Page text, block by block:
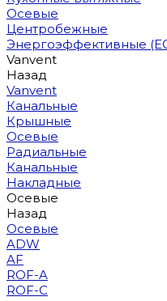
Осевые
Центробежные
Энергоэффективные
Vanvent
Назад
Vanvent
Канальные
Крышные
Осевые
Радиальные
Канальные
Накладные
Осевые
Назад
Осевые
ADW
AF
ROF-A
ROF-C